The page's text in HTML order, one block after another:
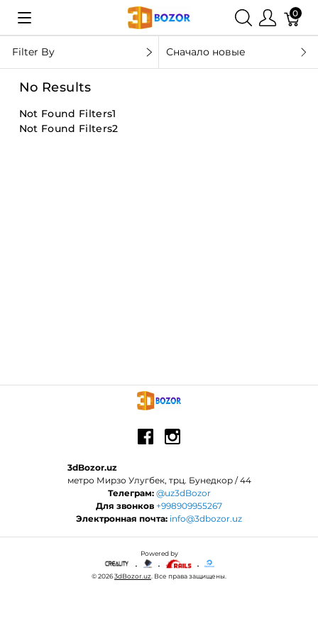
0
Filter By Сначало новые
No Results
Not Found Filters1
Not Found Filters2
3dBozor.uz
метро Мирзо Улугбек, трц. Бунедкор / 44
Телеграм: @uz3dBozor
Для звонков +998909955267
Электронная почта: info@3dbozor.uz
Powered by
© 20263dBozor.uz . Все права защищены.